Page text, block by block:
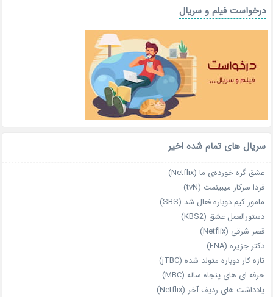
درخواست فیلم و سریال
سریال های تمام شده اخیر
عشق گره خورده‌ی ما (Netflix)
فردا سرکار میبینمت (tvN)
مامور کیم دوباره فعال شد (SBS)
دستورالعمل عشق (KBS2)
قصر شرقی (Netflix)
دکتر جزیره (ENA)
تازه‌ کار دوباره‌ متولد شده (jTBC)
حرفه‌ ای‌ های پنجاه‌ ساله (MBC)
یادداشت‌ های ردیف آخر (Netflix)